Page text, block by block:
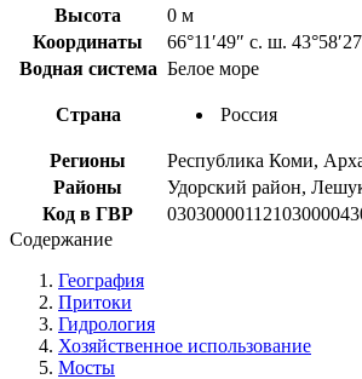
Высота
0 м
Координаты
66°11′49″ с. ш.
Водная система Белое море
Страна Россия
Регионы
Республика Коми,
Районы
Удорский район,
Код в ГВР
Содержание
География
Притоки
Гидрология
Хозяйственное использование
Мосты